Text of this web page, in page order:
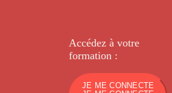
Accédez à votre
formation :
JE ME CONNECTE